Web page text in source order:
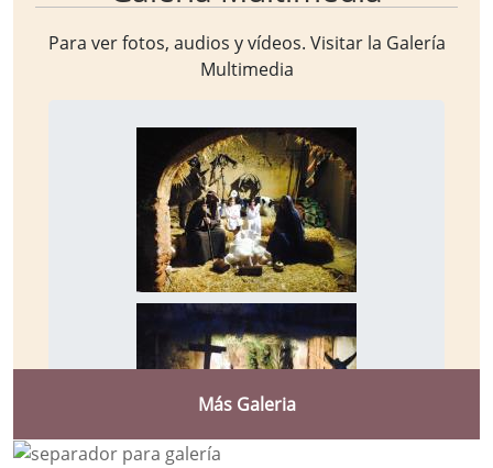
Para ver fotos, audios y vídeos. Visitar la Galería
Multimedia
Más Galeria